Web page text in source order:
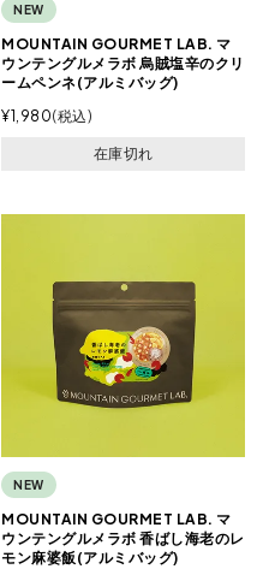
NEW
MOUNTAIN GOURMET LAB. マ
ウンテングルメラボ 烏賊塩辛のクリ
ームペンネ(アルミバッグ)
¥1,980 税込
在庫切れ
NEW
MOUNTAIN GOURMET LAB. マ
ウンテングルメラボ 香ばし海老のレ
モン麻婆飯(アルミバッグ)